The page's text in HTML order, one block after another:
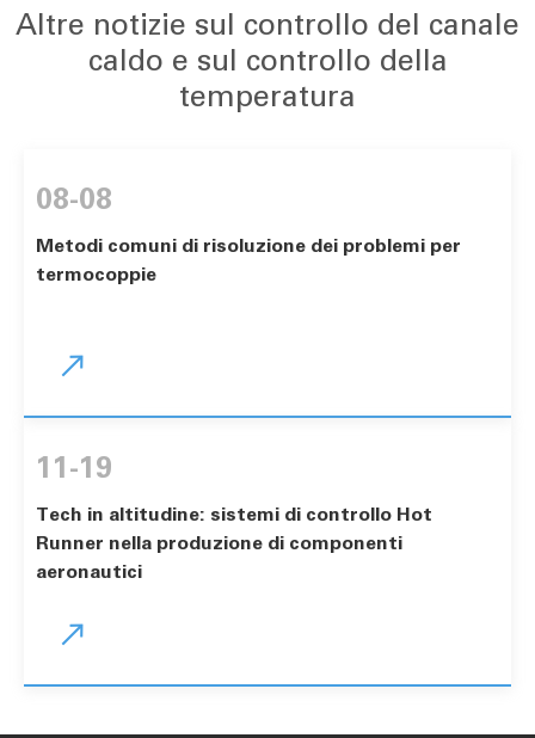
Altre notizie sul controllo del canale
caldo e sul controllo della
temperatura
08-08
Metodi comuni di risoluzione dei problemi per
termocoppie

11-19
Tech in altitudine: sistemi di controllo Hot
Runner nella produzione di componenti
aeronautici
